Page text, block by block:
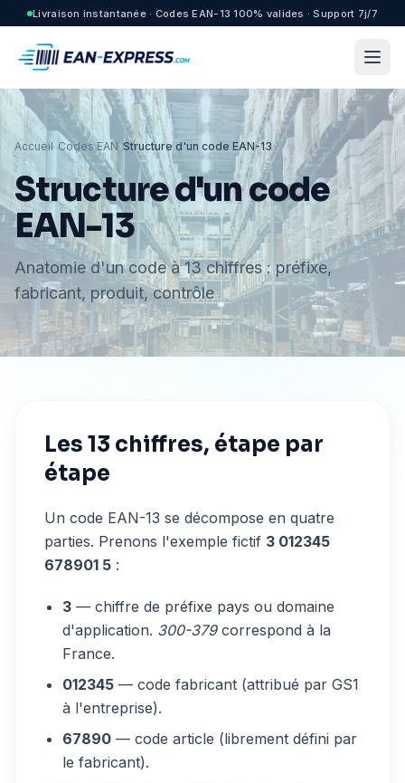
Livraison instantanée · Codes EAN-13 100% valides · Support 7j/7
Accueil›Codes EAN›Structure d'un code EAN-13
Structure d'un code
EAN-13
Anatomie d'un code à 13 chiffres : préfixe,
fabricant, produit, contrôle
Les 13 chiffres, étape par
étape
Un code EAN-13 se décompose en quatre
parties. Prenons l'exemple fictif 3 012345
678901 5 :
3 — chiffre de préfixe pays ou domaine
d'application. 300-379correspond à la
France.
012345 — code fabricant (attribué par GS1
à l'entreprise).
67890 — code article (librement défini par
le fabricant).